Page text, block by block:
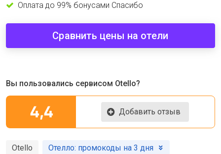
Оплата до 99% бонусами Спасибо
Сравнить цены на отели
Вы пользовались сервисом Otello?
4,4 Добавить отзыв
Otello Отелло: промокоды на 3 дня